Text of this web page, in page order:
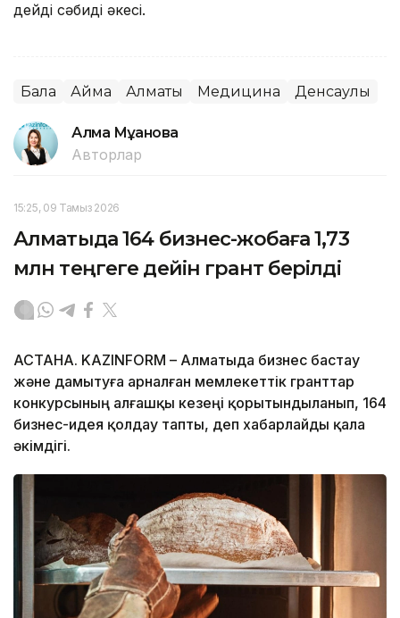
дейді сәбидің әкесі.
Бала Аймақ Алматы Медицина Денсаулық
Алма Мұқанова
Авторлар
15:25, 09 Тамыз 2026
Алматыда 164 бизнес-жобаға 1,73
млн теңгеге дейін грант берілді
АСТАНА. KAZINFORM – Алматыда бизнес бастау
және дамытуға арналған мемлекеттік гранттар
конкурсының алғашқы кезеңі қорытындыланып, 164
бизнес-идея қолдау тапты, деп хабарлайды қала
әкімдігі.